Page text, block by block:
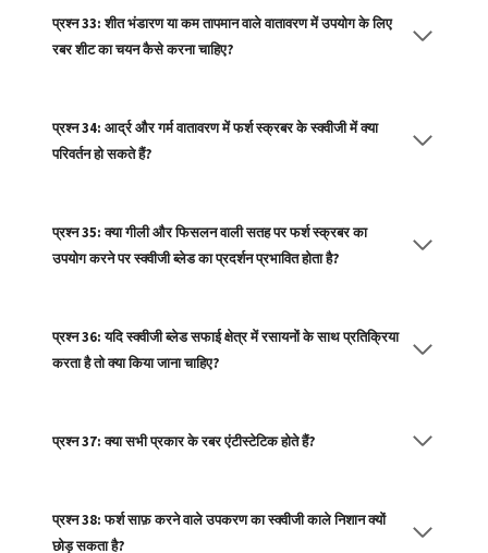
प्रश्न 33: शीत भंडारण या कम तापमान वाले वातावरण में उपयोग के लिए
रबर शीट का चयन कैसे करना चाहिए?
प्रश्न 34: आर्द्र और गर्म वातावरण में फर्श स्क्रबर के स्क्वीजी में क्या
परिवर्तन हो सकते हैं?
प्रश्न 35: क्या गीली और फिसलन वाली सतह पर फर्श स्क्रबर का
उपयोग करने पर स्क्वीजी ब्लेड का प्रदर्शन प्रभावित होता है?
प्रश्न 36: यदि स्क्वीजी ब्लेड सफाई क्षेत्र में रसायनों के साथ प्रतिक्रिया
करता है तो क्या किया जाना चाहिए?
प्रश्न 37: क्या सभी प्रकार के रबर एंटीस्टेटिक होते हैं?
प्रश्न 38: फर्श साफ़ करने वाले उपकरण का स्क्वीजी काले निशान क्यों
छोड़ सकता है?